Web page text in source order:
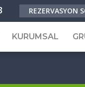
REZERVASYON
KURUMSAL